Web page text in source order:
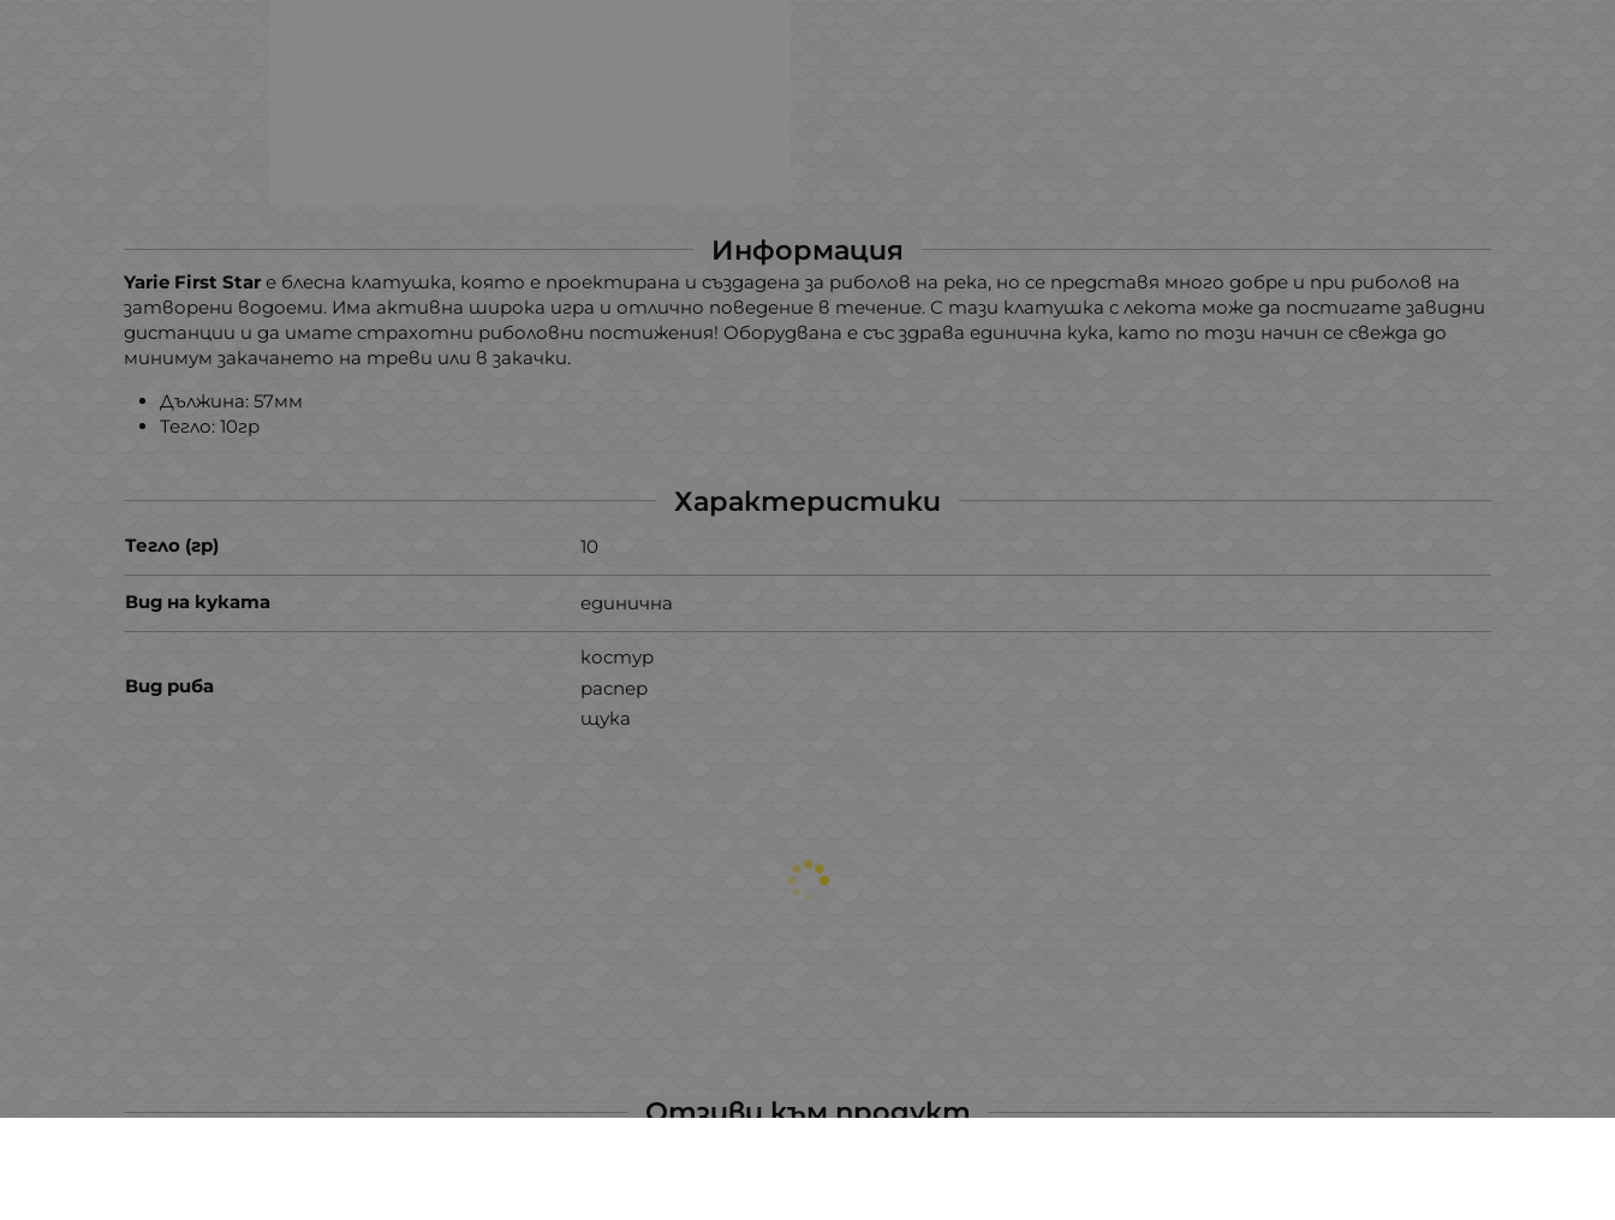
Информация
Yarie First Star е блесна клатушка, която е проектирана и създадена за риболов на река, но се представя много добре и при риболов на
затворени водоеми. Има активна широка игра и отлично поведение в течение. С тази клатушка с лекота може да постигате завидни
дистанции и да имате страхотни риболовни постижения! Оборудвана е със здрава единична кука, като по този начин се свежда до
минимум закачането на треви или в закачки.
Дължина: 57мм
Тегло: 10гр
Характеристики
Тегло (гр) 10
Вид на куката единична
Вид риба
костур
распер
щука
Отзиви към продукт